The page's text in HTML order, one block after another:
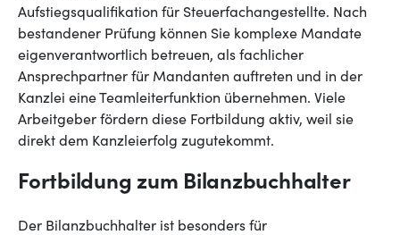
Aufstiegsqualifikation für Steuerfachangestellte. Nach
bestandener Prüfung können Sie komplexe Mandate
eigenverantwortlich betreuen, als fachlicher
Ansprechpartner für Mandanten auftreten und in der
Kanzlei eine Teamleiterfunktion übernehmen. Viele
Arbeitgeber fördern diese Fortbildung aktiv, weil sie
direkt dem Kanzleierfolg zugutekommt.
Fortbildung zum Bilanzbuchhalter
Der Bilanzbuchhalter ist besonders für